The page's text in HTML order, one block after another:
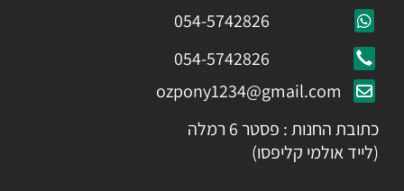
054-5742826
054-5742826
ozpony1234@gmail.com
כתובת החנות : פסטר 6 רמלה
(לייד אולמי קליפסו)